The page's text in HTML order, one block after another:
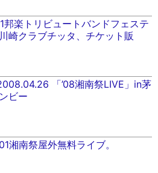
邦楽トリビュートバンドフェステ
崎クラブチッタ、チケット販
「’08湘南祭LIVE」in茅
ビー
湘南祭屋外無料ライブ。